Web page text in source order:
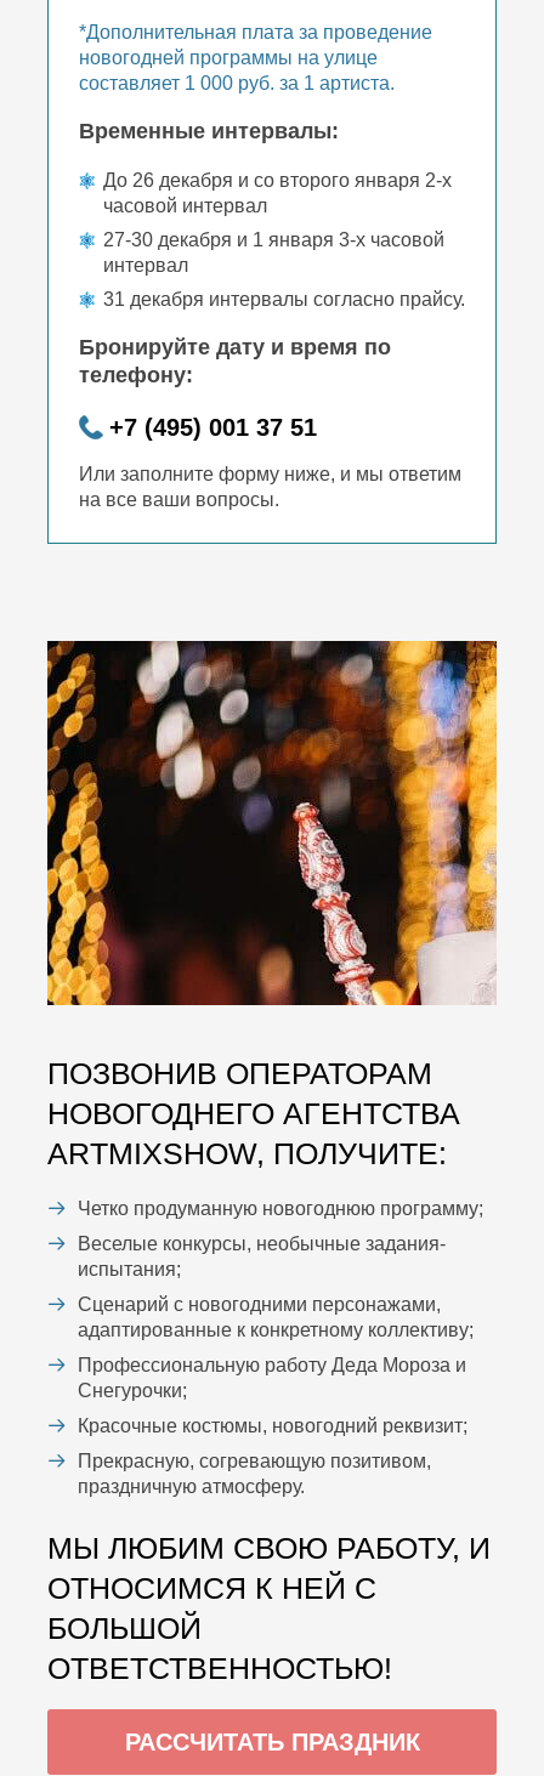
*Дополнительная плата за проведение
новогодней программы на улице
составляет 1 000 руб. за 1 артиста.
Временные интервалы:
До 26 декабря и со второго января 2-х
часовой интервал
27-30 декабря и 1 января 3-х часовой
интервал
31 декабря интервалы согласно прайсу.
Бронируйте дату и время по
телефону:
+7 (495) 001 37 51
Или заполните форму ниже, и мы ответим
на все ваши вопросы.
ПОЗВОНИВ ОПЕРАТОРАМ
НОВОГОДНЕГО АГЕНТСТВА
ARTMIXSHOW, ПОЛУЧИТЕ:
Четко продуманную новогоднюю программу;
Веселые конкурсы, необычные задания-
испытания;
Сценарий с новогодними персонажами,
адаптированные к конкретному коллективу;
Профессиональную работу Деда Мороза и
Снегурочки;
Красочные костюмы, новогодний реквизит;
Прекрасную, согревающую позитивом,
праздничную атмосферу.
МЫ ЛЮБИМ СВОЮ РАБОТУ, И
ОТНОСИМСЯ К НЕЙ С
БОЛЬШОЙ
ОТВЕТСТВЕННОСТЬЮ!
РАССЧИТАТЬ ПРАЗДНИК